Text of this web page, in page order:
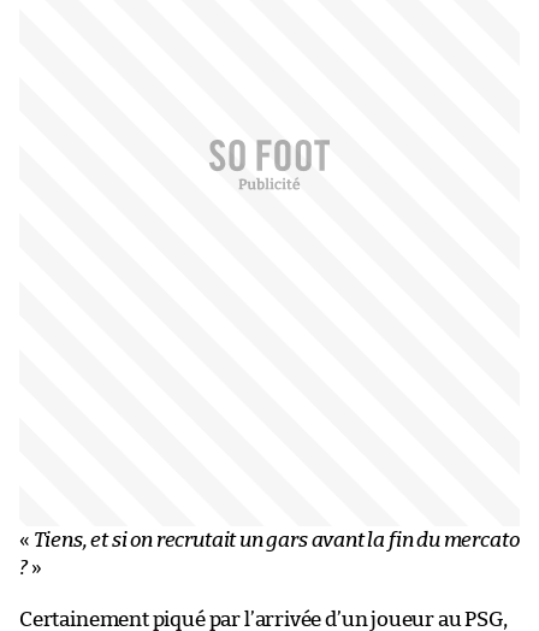
« Tiens, et si on recrutait un gars avant la fin du mercato
?»
Certainement piqué par l’arrivée d’un joueur au PSG,